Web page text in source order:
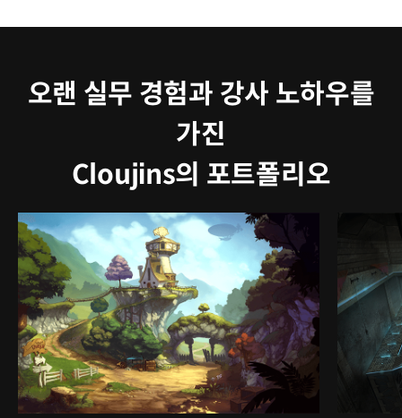
오랜 실무 경험과 강사 노하우를
가진
Cloujins의 포트폴리오